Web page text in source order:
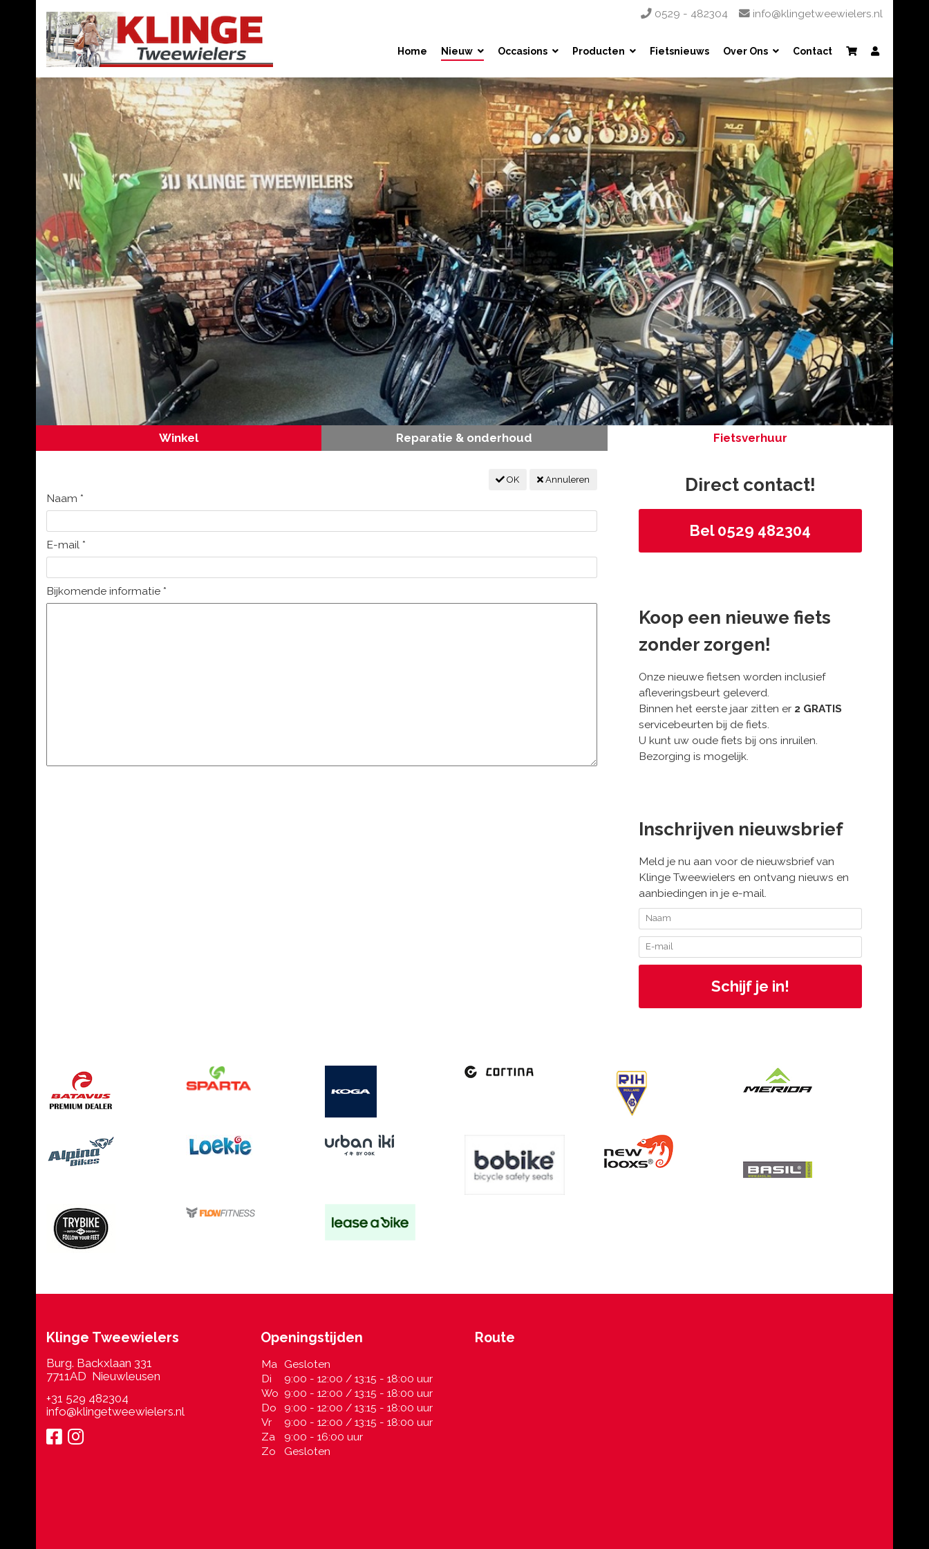
0529 - 482304 info@klingetweewielers.nl
Home Nieuw Occasions Producten Fietsnieuws Over Ons Contact
Winkel Reparatie & onderhoud Fietsverhuur
OK Annuleren
Naam *
E-mail *
Bijkomende informatie *
Direct contact!
Bel 0529 482304
Koop een nieuwe fiets
zonder zorgen!
Onze nieuwe fietsen worden inclusief
afleveringsbeurt geleverd.
Binnen het eerste jaar zitten er 2 GRATIS
servicebeurten bij de fiets.
U kunt uw oude fiets bij ons inruilen.
Bezorging is mogelijk.
Inschrijven nieuwsbrief
Meld je nu aan voor de nieuwsbrief van
Klinge Tweewielers en ontvang nieuws en
aanbiedingen in je e-mail.
Klinge Tweewielers
Burg. Backxlaan 331
7711AD Nieuwleusen
+31 529 482304
info@klingetweewielers.nl
Openingstijden
Ma Gesloten
Di
9:00 - 12:00 / 13:15 - 18:00 uur
Wo 9:00 - 12:00 / 13:15 - 18:00 uur
Do
9:00 - 12:00 / 13:15 - 18:00 uur
Vr
9:00 - 12:00 / 13:15 - 18:00 uur
Za
9:00 - 16:00 uur
Zo
Gesloten
Route